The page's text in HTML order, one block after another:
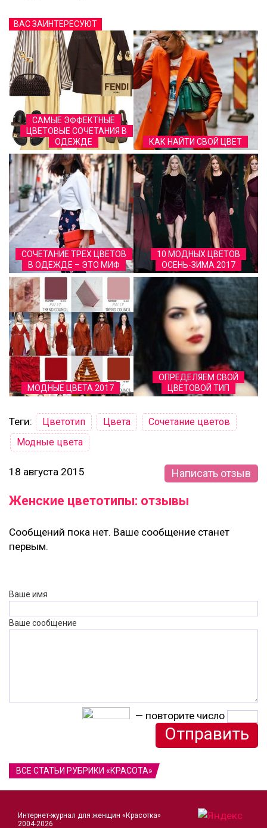
ВАС ЗАИНТЕРЕСУЮТ
САМЫЕ ЭФФЕКТНЫЕ
ЦВЕТОВЫЕ СОЧЕТАНИЯ В
ОДЕЖДЕ
КАК НАЙТИ СВОЙ ЦВЕТ
СОЧЕТАНИЕ ТРЕХ ЦВЕТОВ
В ОДЕЖДЕ – ЭТО МИФ
10 МОДНЫХ ЦВЕТОВ
ОСЕНЬ-ЗИМА 2017
МОДНЫЕ ЦВЕТА 2017
ОПРЕДЕЛЯЕМ СВОЙ
ЦВЕТОВОЙ ТИП
Теги: Цветотип Цвета
Сочетание цветов
Модные цвета
18 августа 2015 Написать отзыв
Женские цветотипы: отзывы
Сообщений пока нет. Ваше сообщение станет
первым.
Ваше имя
Ваше сообщение
— повторите число
ВСЕ СТАТЬИ РУБРИКИ «КРАСОТА»
Интернет-журнал для женщин «Красотка»
2004-2026